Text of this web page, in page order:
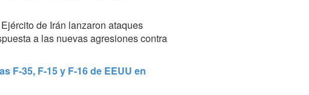
de Irán lanzaron ataques
a las nuevas agresiones contra
F-35, F-15 y F-16 de EEUU en